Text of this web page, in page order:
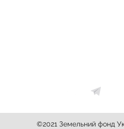
©2021 Земельний фонд